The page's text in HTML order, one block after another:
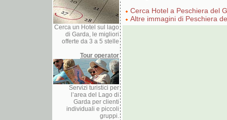
Cerca un Hotel sul lago
di Garda, le migliori
offerte da 3 a 5 stelle
Tour operator
Servizi turistici per
l’area del Lago di
Garda per clienti
individuali e piccoli
gruppi.
Cerca Hotel a Peschiera del
Altre immagini di Peschiera